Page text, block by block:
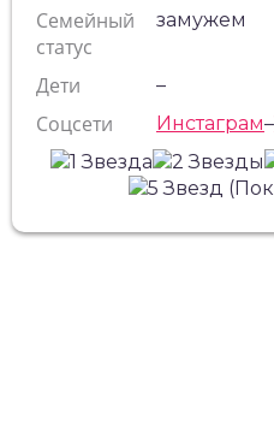
Семейный
статус
замужем
Дети –
Соцсети Инстаграм–